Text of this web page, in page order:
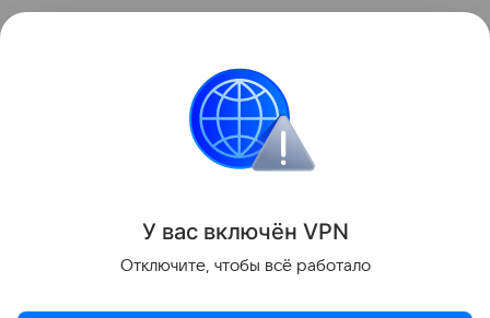
У вас включён VPN
Отключите, чтобы всё работало